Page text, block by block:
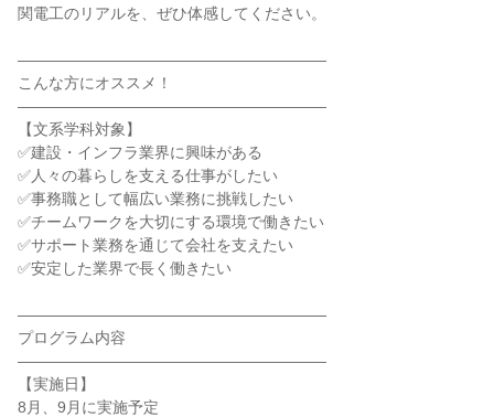
関電工のリアルを、ぜひ体感してください。
――――――――――――――――――――
こんな方にオススメ！
――――――――――――――――――――
【文系学科対象】
✅建設・インフラ業界に興味がある
✅人々の暮らしを支える仕事がしたい
✅事務職として幅広い業務に挑戦したい
✅チームワークを大切にする環境で働きたい
✅サポート業務を通じて会社を支えたい
✅安定した業界で長く働きたい
――――――――――――――――――――
プログラム内容
――――――――――――――――――――
【実施日】
8月、9月に実施予定